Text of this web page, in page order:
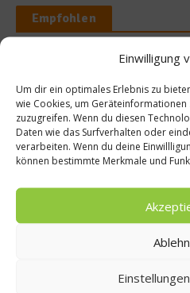
Einwilligung
Um dir ein optimales Erlebnis zu
wie Cookies, um
zuzugreifen. Wenn du diesen
Daten wie das Surfverhalten oder
verarbeiten. Wenn du deine
können bestimmte Merkmale und
Empfohlen
Kochen & Rezepte
Rezept
Pan de Yuca